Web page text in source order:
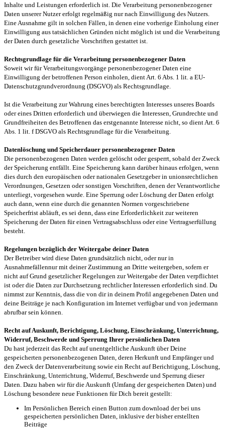
Inhalte und Leistungen erforderlich ist. Die Verarbeitung personenbezogener
Daten unserer Nutzer erfolgt regelmäßig nur nach Einwilligung des Nutzers.
Eine Ausnahme gilt in solchen Fällen, in denen eine vorherige Einholung einer
Einwilligung aus tatsächlichen Gründen nicht möglich ist und die Verarbeitung
der Daten durch gesetzliche Vorschriften gestattet ist.
Rechtsgrundlage für die Verarbeitung personenbezogener Daten
Soweit wir für Verarbeitungsvorgänge personenbezogener Daten eine
Einwilligung der betroffenen Person einholen, dient Art. 6 Abs. 1 lit. a EU-
Datenschutzgrundverordnung (DSGVO) als Rechtsgrundlage.
Ist die Verarbeitung zur Wahrung eines berechtigten Interesses unseres Boards
oder eines Dritten erforderlich und überwiegen die Interessen, Grundrechte und
Grundfreiheiten des Betroffenen das erstgenannte Interesse nicht, so dient Art. 6
Abs. 1 lit. f DSGVO als Rechtsgrundlage für die Verarbeitung.
Datenlöschung und Speicherdauer personenbezogener Daten
Die personenbezogenen Daten werden gelöscht oder gesperrt, sobald der Zweck
der Speicherung entfällt. Eine Speicherung kann darüber hinaus erfolgen, wenn
dies durch den europäischen oder nationalen Gesetzgeber in unionsrechtlichen
Verordnungen, Gesetzen oder sonstigen Vorschriften, denen der Verantwortliche
unterliegt, vorgesehen wurde. Eine Sperrung oder Löschung der Daten erfolgt
auch dann, wenn eine durch die genannten Normen vorgeschriebene
Speicherfrist abläuft, es sei denn, dass eine Erforderlichkeit zur weiteren
Speicherung der Daten für einen Vertragsabschluss oder eine Vertragserfüllung
besteht.
Regelungen bezüglich der Weitergabe deiner Daten
Der Betreiber wird diese Daten grundsätzlich nicht, oder nur in
Ausnahmefällennur mit deiner Zustimmung an Dritte weitergeben, sofern er
nicht auf Grund gesetzlicher Regelungen zur Weitergabe der Daten verpflichtet
ist oder die Daten zur Durchsetzung rechtlicher Interessen erforderlich sind. Du
nimmst zur Kenntnis, dass die von dir in deinem Profil angegebenen Daten und
deine Beiträge je nach Konfiguration im Internet verfügbar und von jedermann
abrufbar sein können.
Recht auf Auskunft, Berichtigung, Löschung, Einschränkung, Unterrichtung,
Widerruf, Beschwerde und Sperrung Ihrer persönlichen Daten
Du hast jederzeit das Recht auf unentgeltliche Auskunft über Deine
gespeicherten personenbezogenen Daten, deren Herkunft und Empfänger und
den Zweck der Datenverarbeitung sowie ein Recht auf Berichtigung, Löschung,
Einschränkung, Unterrichtung, Widerruf, Beschwerde und Sperrung dieser
Daten. Dazu haben wir für die Auskunft (Umfang der gespeicherten Daten) und
Löschung besondere neue Funktionen für Dich bereit gestellt:
Im Persönlichen Bereich einen Button zum download der bei uns
gespeicherten persönlichen Daten, inklusive der bisher erstellten
Beiträge